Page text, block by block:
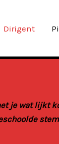
Dirigent
je wat lijkt